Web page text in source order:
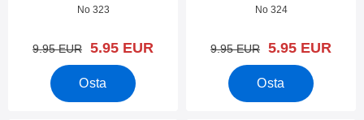
Tuote.nro 44101
No 323
vanha hinta
9.95 EUR uusi hinta
5.95 EUR
Osta
Tuote.nro 44100
No 324
vanha hinta
9.95 EUR uusi hinta
5.95 EUR
Osta